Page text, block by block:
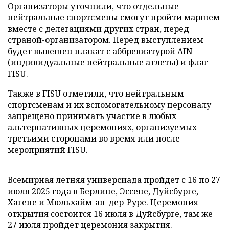
Организаторы уточнили, что отдельные
нейтральные спортсмены смогут пройти маршем
вместе с делегациями других стран, перед
страной-организатором. Перед выступлением
будет вывешен плакат с аббревиатурой AIN
(индивидуальные нейтральные атлеты) и флаг
FISU.
Также в FISU отметили, что нейтральным
спортсменам и их вспомогательному персоналу
запрещено принимать участие в любых
альтернативных церемониях, организуемых
третьими сторонами во время или после
мероприятий FISU.
Всемирная летняя универсиада пройдет с 16 по 27
июля 2025 года в Берлине, Эссене, Дуйсбурге,
Хагене и Мюльхайм-ан-дер-Руре. Церемония
открытия состоится 16 июля в Дуйсбурге, там же
27 июля пройдет церемония закрытия.